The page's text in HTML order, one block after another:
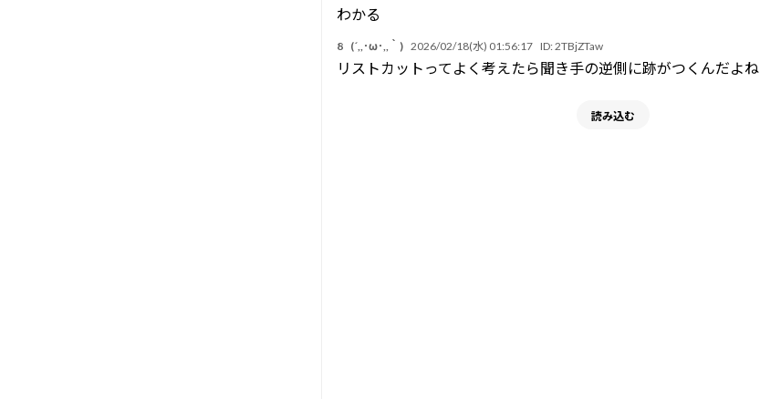
わかる
8 (´,,･ω･,,｀) 2026/02/18(水) 01:56:17 ID:2TBjZTaw
リストカットってよく考えたら聞き手の逆側に跡がつくんだよね
読み込む